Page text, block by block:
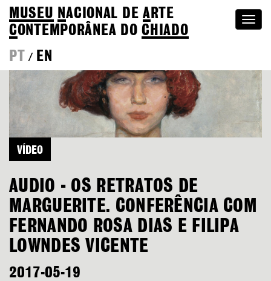
MUSEU NACIONAL DEA RTE
CONTEMPORÂNEA DOCHIADO
PT
/ EN
VÍDEO
AUDIO - OS RETRATOS DE
MARGUERITE. CONFERÊNCIA COM
FERNANDO ROSA DIAS E FILIPA
LOWNDES VICENTE
2017-05-19